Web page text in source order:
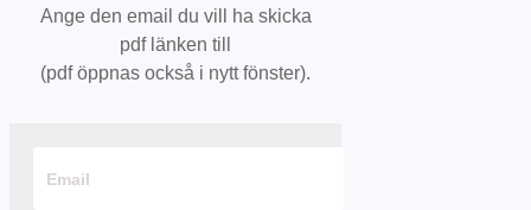
Ange den email du vill ha skicka
pdf länken till
(pdf öppnas också i nytt fönster).